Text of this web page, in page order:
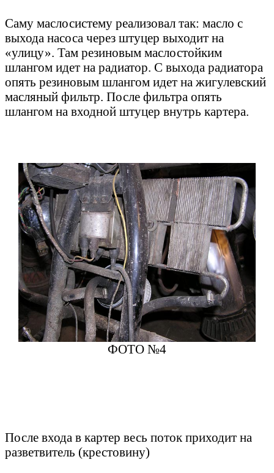
Саму маслосистему реализовал так: масло с
выхода насоса через штуцер выходит на
«улицу». Там резиновым маслостойким
шлангом идет на радиатор. С выхода радиатора
опять резиновым шлангом идет на жигулевский
масляный фильтр. После фильтра опять
шлангом на входной штуцер внутрь картера.
ФОТО №4
После входа в картер весь поток приходит на
разветвитель (крестовину)